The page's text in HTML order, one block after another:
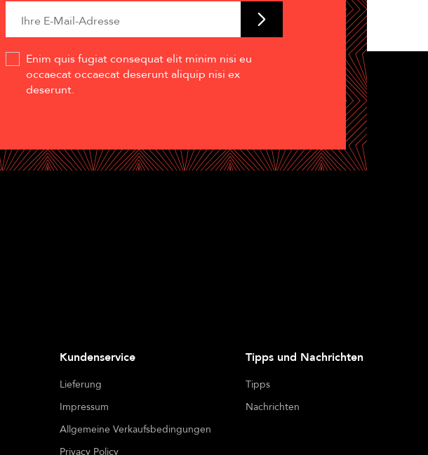
Enim quis fugiat consequat elit minim nisi eu
occaecat occaecat deserunt aliquip nisi ex
deserunt.
Kundenservice
Lieferung
Impressum
Allgemeine Verkaufsbedingungen
Privacy Policy
Tipps und Nachrichten
Tipps
Nachrichten